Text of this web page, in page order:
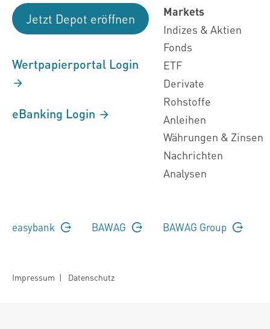
Jetzt Depot eröffnen
Wertpapierportal Login
eBanking Login
Markets
Indizes & Aktien
Fonds
ETF
Derivate
Rohstoffe
Anleihen
Währungen & Zinsen
Nachrichten
Analysen
easybank BAWAG BAWAG Group
Impressum | Datenschutz